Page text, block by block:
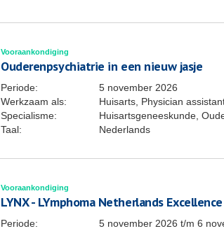
Vooraankondiging
Ouderenpsychiatrie in een nieuw jasje
Periode:
5 november 2026
Werkzaam als:
Huisarts, Physician
Specialisme:
Huisartsgeneeskunde,
Taal:
Nederlands
Vooraankondiging
LYNX - LYmphoma Netherlands
Periode: 5 november 2026 t/m 6